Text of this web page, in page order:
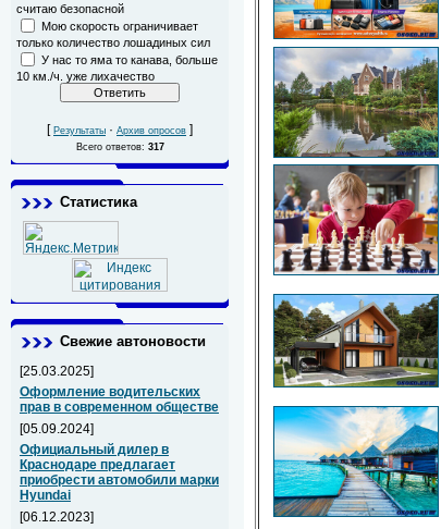
считаю безопасной
Мою скорость ограничивает
только количество лошадиных сил
У нас то яма то канава, больше
10 км./ч. уже лихачество
[ Результаты · Архив опросов ]
Всего ответов: 317
Статистика
Свежие автоновости
[25.03.2025]
Оформление водительских
прав в современном обществе
[05.09.2024]
Официальный дилер в
Краснодаре предлагает
приобрести автомобили марки
Hyundai
[06.12.2023]